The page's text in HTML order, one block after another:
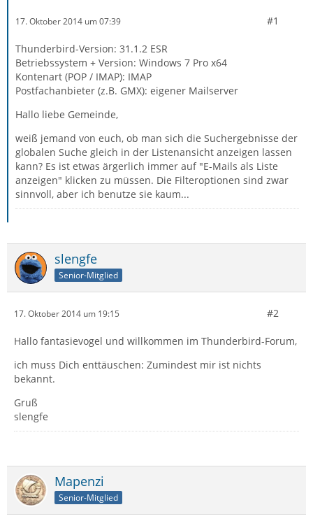
17. Oktober 2014 um 07:39 #1
Thunderbird-Version: 31.1.2 ESR
Betriebssystem + Version: Windows 7 Pro x64
Kontenart (POP / IMAP): IMAP
Postfachanbieter (z.B. GMX): eigener Mailserver
Hallo liebe Gemeinde,
weiß jemand von euch, ob man sich die Suchergebnisse der
globalen Suche gleich in der Listenansicht anzeigen lassen
kann? Es ist etwas ärgerlich immer auf "E-Mails als Liste
anzeigen" klicken zu müssen. Die Filteroptionen sind zwar
sinnvoll, aber ich benutze sie kaum...
slengfe
Senior-Mitglied
17. Oktober 2014 um 19:15 #2
Hallo fantasievogel und willkommen im Thunderbird-Forum,
ich muss Dich enttäuschen: Zumindest mir ist nichts
bekannt.
Gruß
slengfe
Mapenzi
Senior-Mitglied